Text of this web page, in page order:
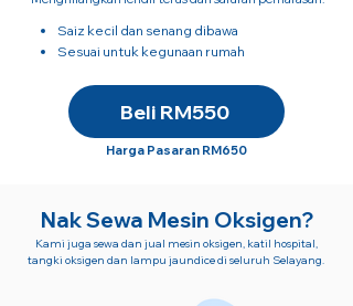
Saiz kecil dan senang dibawa
​Sesuai untuk kegunaan rumah
Beli RM550
Harga Pasaran RM650
Nak Sewa Mesin Oksigen?
Kami juga sewa dan jual mesin oksigen, katil hospital,
tangki oksigen dan lampu jaundice di seluruh Selayang.